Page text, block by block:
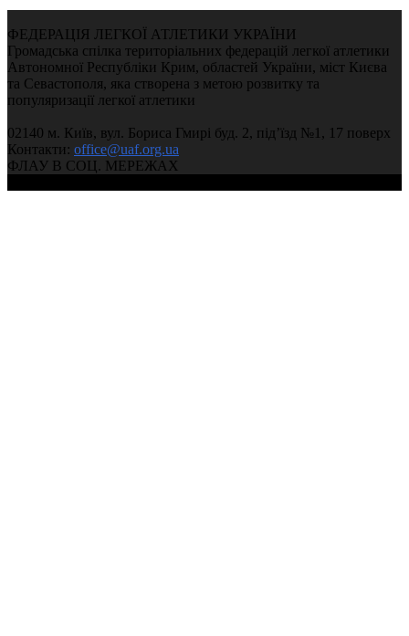
ФЕДЕРАЦІЯ ЛЕГКОЇ АТЛЕТИКИ УКРАЇНИ
Громадська спілка територіальних федерацій легкої атлетики
Автономної Республіки Крим, областей України, міст Києва
та Севастополя, яка створена з метою розвитку та
популяризації легкої атлетики
02140 м. Київ, вул. Бориса Гмирі буд. 2, під’їзд №1, 17 поверх
Контакти: office@uaf.org.ua
ФЛАУ В СОЦ. МЕРЕЖАХ